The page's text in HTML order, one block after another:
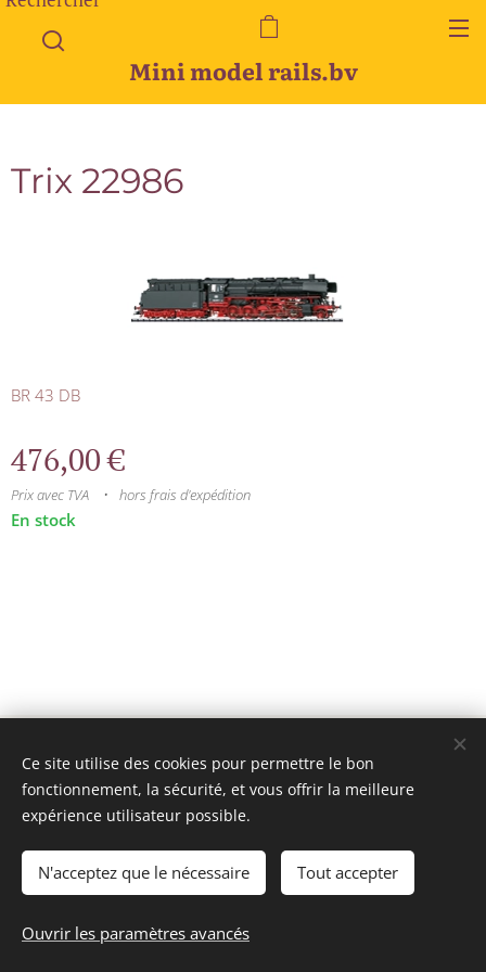
Mini model rails.bv
Trix 22986
BR 43 DB
476,00€
Prix avec TVA hors frais d'expédition
En stock
Ajouter au panier
mini model rails
Langues
Français
Nederlands
Ce site utilise des cookies pour permettre le bon
fonctionnement, la sécurité, et vous offrir la meilleure
expérience utilisateur possible.
N'acceptez que le nécessaire Tout accepter
Ouvrir les paramètres avancés